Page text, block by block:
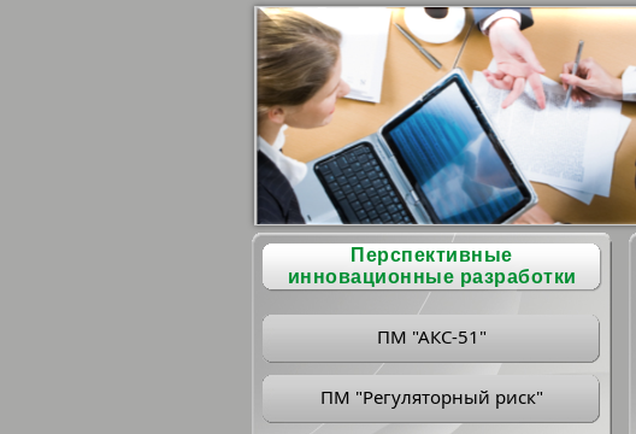
Перспективные
инновационные разработки
ПМ "АКС-51"
ПМ "Регуляторный риск"